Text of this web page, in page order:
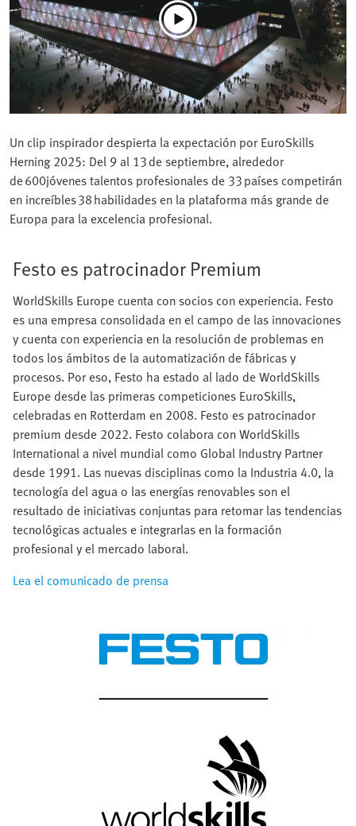
Un clip inspirador despierta la expectación por EuroSkills
Herning 2025: Del 9 al 13 de septiembre, alrededor
de 600jóvenes talentos profesionales de 33 países competirán
en increíbles 38 habilidades en la plataforma más grande de
Europa para la excelencia profesional.
Festo es patrocinador Premium
WorldSkills Europe cuenta con socios con experiencia. Festo
es una empresa consolidada en el campo de las innovaciones
y cuenta con experiencia en la resolución de problemas en
todos los ámbitos de la automatización de fábricas y
procesos. Por eso, Festo ha estado al lado de WorldSkills
Europe desde las primeras competiciones EuroSkills,
celebradas en Rotterdam en 2008. Festo es patrocinador
premium desde 2022. Festo colabora con WorldSkills
International a nivel mundial como Global Industry Partner
desde 1991. Las nuevas disciplinas como la Industria 4.0, la
tecnología del agua o las energías renovables son el
resultado de iniciativas conjuntas para retomar las tendencias
tecnológicas actuales e integrarlas en la formación
profesional y el mercado laboral.
Lea el comunicado de prensa